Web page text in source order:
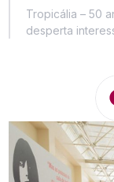
Tropicália – 50
desperta